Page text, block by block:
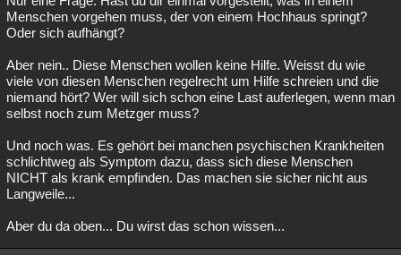
Menschen vorgehen muss, der von einem Hochhaus springt?
Oder sich aufhängt?
Aber nein.. Diese Menschen wollen keine Hilfe. Weisst du wie
viele von diesen Menschen regelrecht um Hilfe schreien und die
niemand hört? Wer will sich schon eine Last auferlegen, wenn man
selbst noch zum Metzger muss?
Und noch was. Es gehört bei manchen psychischen Krankheiten
schlichtweg als Symptom dazu, dass sich diese Menschen
NICHT als krank empfinden. Das machen sie sicher nicht aus
Langweile...
Aber du da oben... Du wirst das schon wissen...